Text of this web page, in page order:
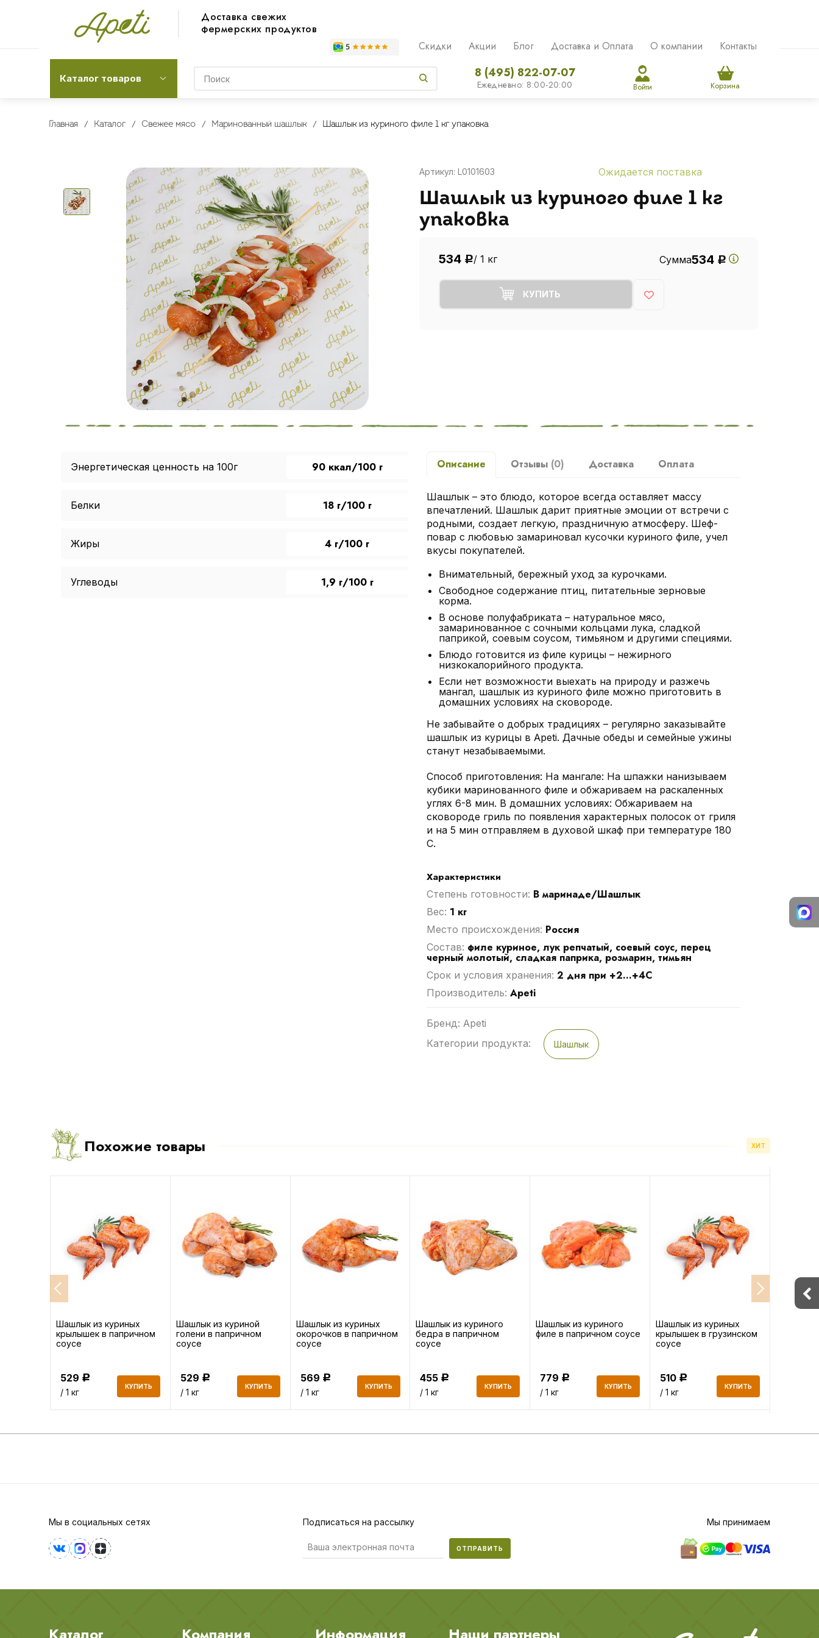
Доставка свежих
фермерских продуктов
Скидки Акции Блог Доставка и Оплата О компании Контакты
Каталог товаров 8 (495) 822-07-07
Ежедневно: 8:00-20:00 Войти Корзина
Главная Каталог Свежее мясо Маринованный шашлык Шашлык из куриного филе 1 кг упаковка
Артикул: L0101603 Ожидается поставка
Шашлык из куриного филе 1 кг
упаковка
534 Р/ 1 кг Сумма534 Р
КУПИТЬ
Энергетическая ценность на 100г 90 ккал/100 г
Белки 18 г/100 г
Жиры 4 г/100 г
Углеводы 1,9 г/100 г
Описание Отзывы (0) Доставка Оплата
Шашлык – это блюдо, которое всегда оставляет массу
впечатлений. Шашлык дарит приятные эмоции от встречи с
родными, создает легкую, праздничную атмосферу. Шеф-
повар с любовью замариновал кусочки куриного филе, учел
вкусы покупателей.
Внимательный, бережный уход за курочками.
Свободное содержание птиц, питательные зерновые
корма.
В основе полуфабриката – натуральное мясо,
замаринованное с сочными кольцами лука, сладкой
паприкой, соевым соусом, тимьяном и другими специями.
Блюдо готовится из филе курицы – нежирного
низкокалорийного продукта.
Если нет возможности выехать на природу и разжечь
мангал, шашлык из куриного филе можно приготовить в
домашних условиях на сковороде.
Не забывайте о добрых традициях – регулярно заказывайте
шашлык из курицы в Apeti. Дачные обеды и семейные ужины
станут незабываемыми.
Способ приготовления: На мангале: На шпажки нанизываем
кубики маринованного филе и обжариваем на раскаленных
углях 6-8 мин. В домашних условиях: Обжариваем на
сковороде гриль по появления характерных полосок от гриля
и на 5 мин отправляем в духовой шкаф при температуре 180
С.
Характеристики
Степень готовности: В маринаде/Шашлык
Вес: 1 кг
Место происхождения: Россия
Cостав: филе куриное, лук репчатый, соевый соус, перец
черный молотый, сладкая паприка, розмарин, тимьян
Срок и условия хранения: 2 дня при +2...+4С
Производитель: Apeti
Бренд: Apeti
Категории продукта:
Шашлык
Похожие товары ХИТ
Шашлык из куриных
крылышек в папричном
соусе
529 Р
/ 1 кг
КУПИТЬ
Шашлык из куриной
голени в папричном
соусе
529 Р
/ 1 кг
КУПИТЬ
Шашлык из куриных
окорочков в папричном
соусе
569 Р
/ 1 кг
КУПИТЬ
Шашлык из куриного
бедра в папричном
соусе
455 Р
/ 1 кг
КУПИТЬ
Шашлык из куриного
филе в папричном соусе
779 Р
/ 1 кг
КУПИТЬ
Шашлык из куриных
крылышек в грузинском
соусе
510 Р
/ 1 кг
КУПИТЬ
Мы в социальных сетях Подписаться на рассылку
ОТПРАВИТЬ
Мы принимаем